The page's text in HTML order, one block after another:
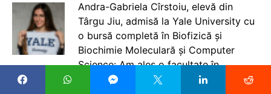
Andra-Gabriela Cîrstoiu, elevă din
Târgu Jiu, admisă la Yale University cu
o bursă completă în Biofizică și
Biochimie Moleculară și Computer
Science: Am ales o facultate în
străinătate pentru că pot deprinde noi